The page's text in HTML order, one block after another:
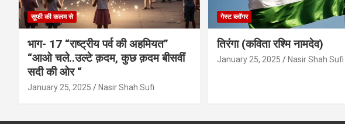
सूफी की कलम से
भाग- 17 “राष्ट्रीय पर्व की अहमियत”
“आओ चले..उल्टे क़दम, कुछ क़दम बीसवीं
सदी की ओर “
January 25, 2025 Nasir Shah Sufi
गेस्ट ब्लॉगर
तिरंगा (कविता रश्मि नामदेव)
January 25, 2025 Nasir Shah Sufi